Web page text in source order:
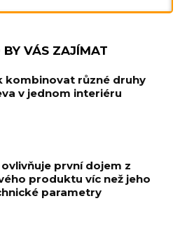
BY VÁS ZAJÍMAT
kombinovat různé druhy
v jednom interiéru
ovlivňuje první dojem z
produktu víc než jeho
parametry